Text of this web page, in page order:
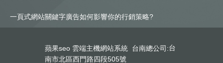
一頁式網站關鍵字廣告如何影響你的行銷策略?
蘋果seo 雲端主機網站系統 台南總公司:台
南市北區西門路四段505號